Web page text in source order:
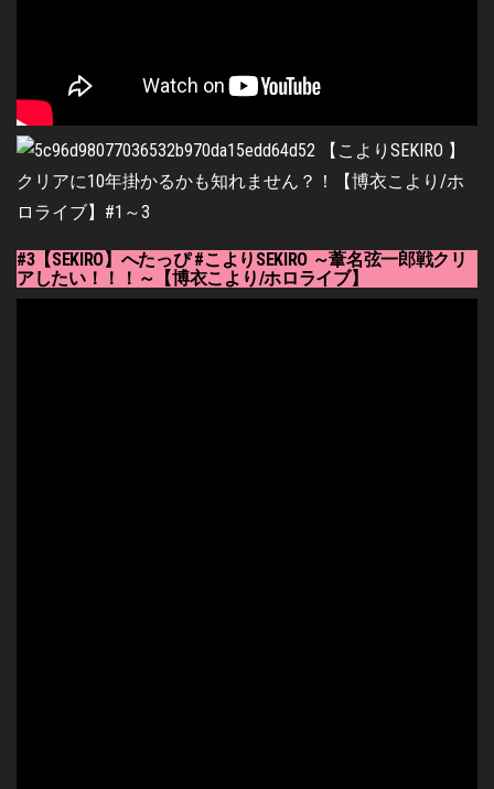
#3【SEKIRO】へたっぴ #こよりSEKIRO ～葦名弦一郎戦クリ
アしたい！！！～【博衣こより/ホロライブ】